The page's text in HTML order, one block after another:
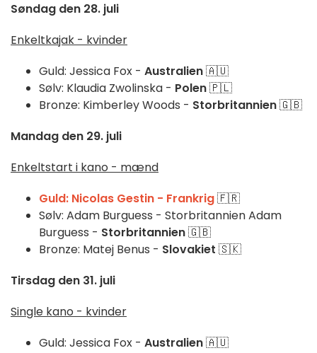
Søndag den 28. juli
Enkeltkajak - kvinder
Guld: Jessica Fox - Australien🇦🇺
Sølv: Klaudia Zwolinska - Polen🇵🇱
Bronze: Kimberley Woods - Storbritannien🇬🇧
Mandag den 29. juli
Enkeltstart i kano - mænd
Guld: Nicolas Gestin - Frankrig🇫🇷
Sølv: Adam Burguess - Storbritannien Adam
Burguess - Storbritannien🇬🇧
Bronze: Matej Benus - Slovakiet 🇸🇰
Tirsdag den 31. juli
Single kano - kvinder
Guld: Jessica Fox - Australien🇦🇺